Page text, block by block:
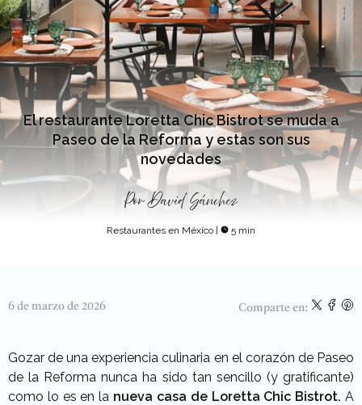
El restaurante Loretta Chic Bistrot se muda a
Paseo de la Reforma y estas son sus
novedades
PorDavid Sánchez
Restaurantes en México 5 min
6 de marzo de 2026 Comparte en:
Gozar de una experiencia culinaria en el corazón de Paseo
de la Reforma nunca ha sido tan sencillo (y gratificante)
como lo es en la nueva casa de Loretta Chic Bistrot.A